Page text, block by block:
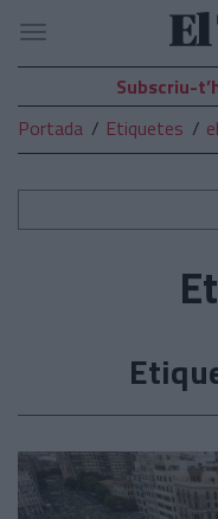
El
Temps
Navegació
Subscriu-
Portada
Etiquetes